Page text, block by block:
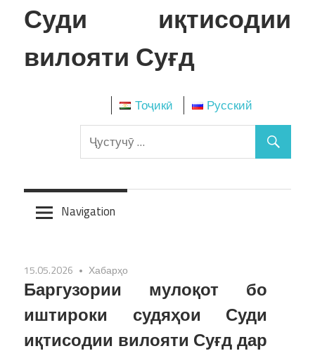
Skip
to
Суди иқтисодии
вилояти Суғд
Тоҷикӣ Русский
Navigation
15.05.2026 Хабарҳо
Баргузории мулоқот бо
иштироки судяҳои Суди
иқтисодии вилояти Суғд дар